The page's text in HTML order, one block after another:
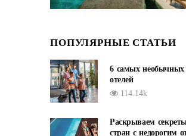
ПОПУЛЯРНЫЕ СТАТЬИ
6 самых необычных
отелей
114.14k
Раскрываем
стран с недорогим